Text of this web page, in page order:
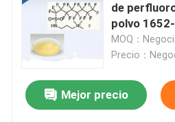
de
polvo
MOQ：
Precio：
Mejor precio